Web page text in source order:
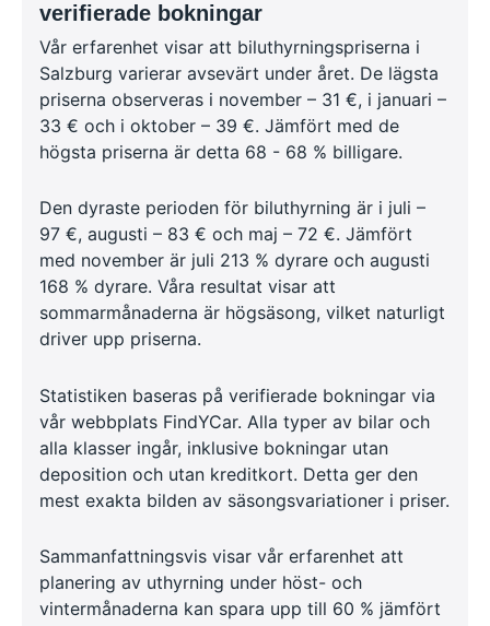
verifierade bokningar
Vår erfarenhet visar att biluthyrningspriserna i
Salzburg varierar avsevärt under året. De lägsta
priserna observeras i november – 31 €, i januari –
33 € och i oktober – 39 €. Jämfört med de
högsta priserna är detta 68 - 68 % billigare.
Den dyraste perioden för biluthyrning är i juli –
97 €, augusti – 83 € och maj – 72 €. Jämfört
med november är juli 213 % dyrare och augusti
168 % dyrare. Våra resultat visar att
sommarmånaderna är högsäsong, vilket naturligt
driver upp priserna.
Statistiken baseras på verifierade bokningar via
vår webbplats FindYCar. Alla typer av bilar och
alla klasser ingår, inklusive bokningar utan
deposition och utan kreditkort. Detta ger den
mest exakta bilden av säsongsvariationer i priser.
Sammanfattningsvis visar vår erfarenhet att
planering av uthyrning under höst- och
vintermånaderna kan spara upp till 60 % jämfört